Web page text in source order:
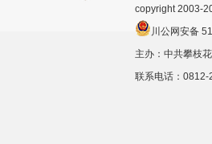
copyright
川公网安备
主办：中共攀枝
联系电话：0812-